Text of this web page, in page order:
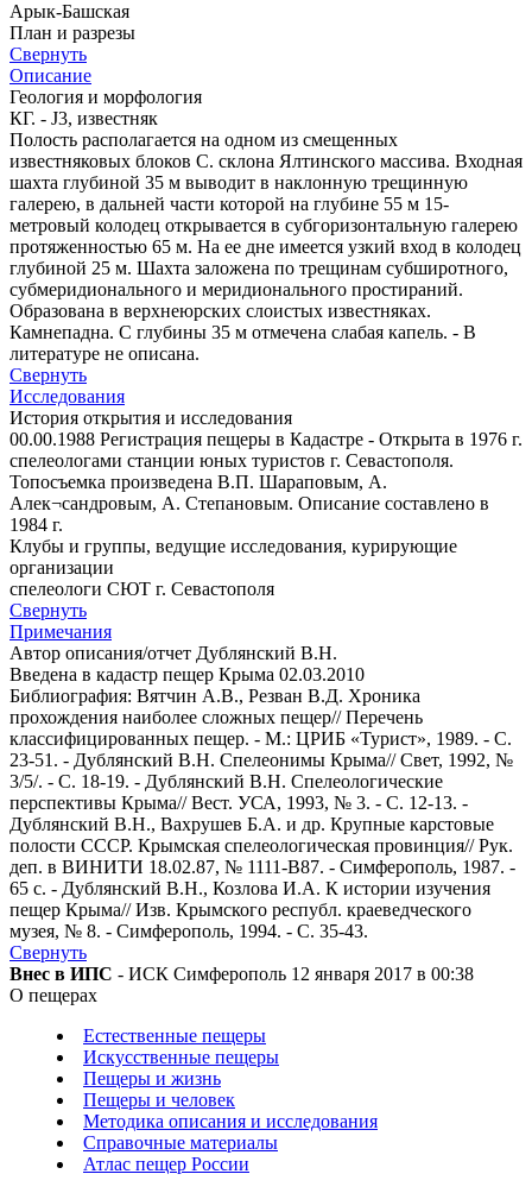
Арык-Башская
План и разрезы
Свернуть
Описание
Геология и морфология
КГ. - J3, известняк
Полость располагается на одном из смещенных
известняковых блоков С. склона Ялтинского массива. Входная
шахта глубиной 35 м выводит в наклонную трещинную
галерею, в дальней части которой на глубине 55 м 15-
метровый колодец открывается в субгоризонтальную галерею
протяженностью 65 м. На ее дне имеется узкий вход в колодец
глубиной 25 м. Шахта заложена по трещинам субширотного,
субмеридионального и меридионального простираний.
Образована в верхнеюрских слоистых известняках.
Камнепадна. С глубины 35 м отмечена слабая капель. - В
литературе не описана.
Свернуть
Исследования
История открытия и исследования
00.00.1988 Регистрация пещеры в Кадастре - Открыта в 1976 г.
спелеологами станции юных туристов г. Севастополя.
Топосъемка произведена В.П. Шараповым, А.
Алек¬сандровым, А. Степановым. Описание составлено в
1984 г.
Клубы и группы, ведущие исследования, курирующие
организации
спелеологи СЮТ г. Севастополя
Свернуть
Примечания
Автор описания/отчет Дублянский В.Н.
Введена в кадастр пещер Крыма 02.03.2010
Библиография: Вятчин А.В., Резван В.Д. Хроника
прохождения наиболее сложных пещер// Перечень
классифицированных пещер. - М.: ЦРИБ «Турист», 1989. - С.
23-51. - Дублянский В.Н. Спелеонимы Крыма// Свет, 1992, №
3/5/. - С. 18-19. - Дублянский В.Н. Спелеологические
перспективы Крыма// Вест. УСА, 1993, № 3. - С. 12-13. -
Дублянский В.Н., Вахрушев Б.А. и др. Крупные карстовые
полости СССР. Крымская спелеологическая провинция// Рук.
деп. в ВИНИТИ 18.02.87, № 1111-В87. - Симферополь, 1987. -
65 с. - Дублянский В.Н., Козлова И.А. К истории изучения
пещер Крыма// Изв. Крымского республ. краеведческого
музея, № 8. - Симферополь, 1994. - С. 35-43.
Свернуть
Внес в ИПС - ИСК Симферополь 12 января 2017 в 00:38
О пещерах
Естественные пещеры
Искусственные пещеры
Пещеры и жизнь
Пещеры и человек
Методика описания и исследования
Справочные материалы
Атлас пещер России